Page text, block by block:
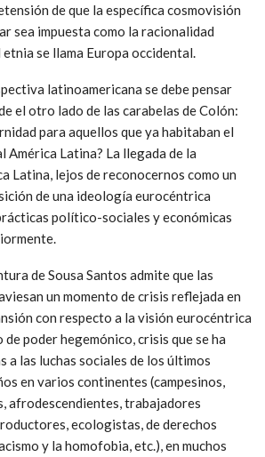
de que la específica cosmovisión
sea impuesta como la racionalidad
se llama Europa occidental.
latinoamericana se debe pensar
el otro lado de las carabelas de Colón:
para aquellos que ya habitaban el
Latina? La llegada de la
Latina, lejos de reconocernos como un
de una ideología eurocéntrica
político-sociales y económicas
de Sousa Santos admite que las
un momento de crisis reflejada en
con respecto a la visión eurocéntrica
poder hegemónico, crisis que se ha
a las luchas sociales de los últimos
en varios continentes (campesinos,
afrodescendientes, trabajadores
ecologistas, de derechos
y la homofobia, etc.), en muchos